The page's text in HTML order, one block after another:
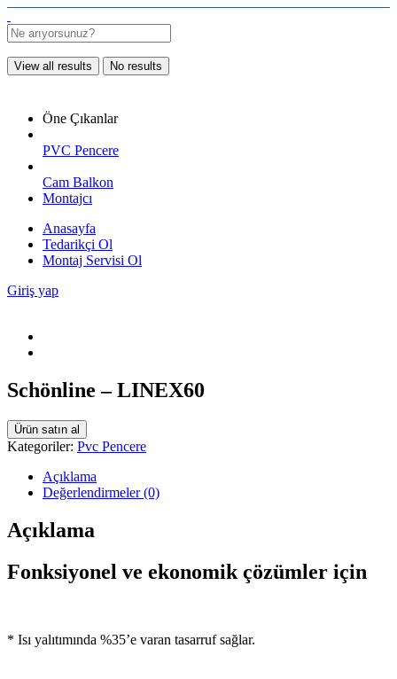
View all results No results
Öne Çıkanlar
PVC Pencere
Cam Balkon
Montajcı
Anasayfa
Tedarikçi Ol
Montaj Servisi Ol
Giriş yap
Schönline – LINEX60
Ürün satın al
Kategoriler: Pvc Pencere
Açıklama
Değerlendirmeler (0)
Açıklama
Fonksiyonel ve ekonomik çözümler için
* Isı yalıtımında %35’e varan tasarruf sağlar.